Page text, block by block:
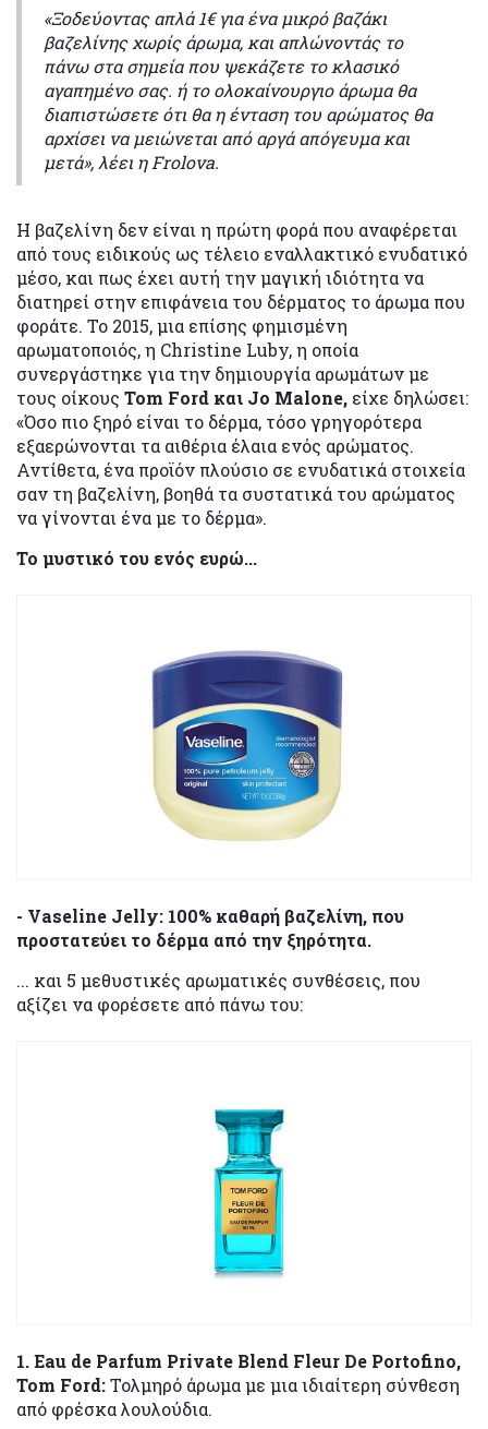
«Ξοδεύοντας απλά 1€ για ένα μικρό βαζάκι
βαζελίνης χωρίς άρωμα, και απλώνοντάς το
πάνω στα σημεία που ψεκάζετε το κλασικό
αγαπημένο σας. ή το ολοκαίνουργιο άρωμα θα
διαπιστώσετε ότι θα η ένταση του αρώματος θα
αρχίσει να μειώνεται από αργά απόγευμα και
μετά», λέει η Frolova.
Η βαζελίνη δεν είναι η πρώτη φορά που αναφέρεται
από τους ειδικούς ως τέλειο εναλλακτικό ενυδατικό
μέσο, και πως έχει αυτή την μαγική ιδιότητα να
διατηρεί στην επιφάνεια του δέρματος το άρωμα που
φοράτε. Το 2015, μια επίσης φημισμένη
αρωματοποιός, η Christine Luby, η οποία
συνεργάστηκε για την δημιουργία αρωμάτων με
τους οίκους Tom Ford και Jo Malone, είχε δηλώσει:
«Όσο πιο ξηρό είναι το δέρμα, τόσο γρηγορότερα
εξαερώνονται τα αιθέρια έλαια ενός αρώματος.
Αντίθετα, ένα προϊόν πλούσιο σε ενυδατικά στοιχεία
σαν τη βαζελίνη, βοηθά τα συστατικά του αρώματος
να γίνονται ένα με το δέρμα».
Το μυστικό του ενός ευρώ...
- Vaseline Jelly: 100% καθαρή βαζελίνη, που
προστατεύει το δέρμα από την ξηρότητα.
... και 5 μεθυστικές αρωματικές συνθέσεις, που
αξίζει να φορέσετε από πάνω του:
1. Eau de Parfum Private Blend Fleur De Portofino,
Tom Ford:Τολμηρό άρωμα με μια ιδιαίτερη σύνθεση
από φρέσκα λουλούδια.